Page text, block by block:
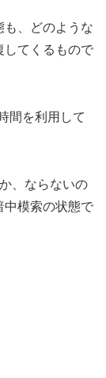
も、どのような
してくるもので
間を利用して
、ならないの
中模索の状態で